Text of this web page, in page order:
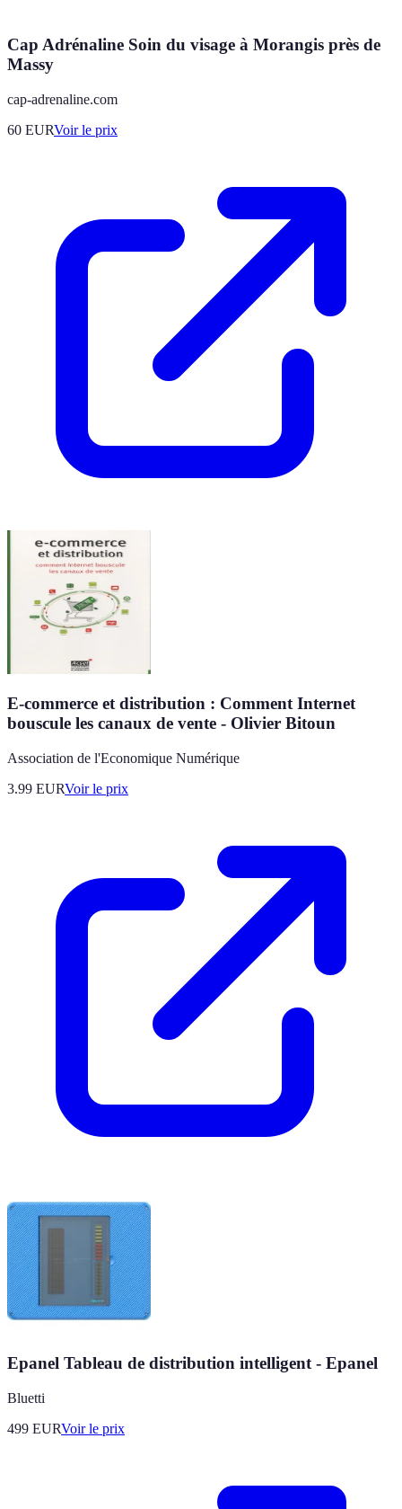
Cap Adrénaline Soin du visage à Morangis près de
Massy
cap-adrenaline.com
60 EURVoir le prix
E-commerce et distribution : Comment Internet
bouscule les canaux de vente - Olivier Bitoun
Association de l'Economique Numérique
3.99 EURVoir le prix
Epanel Tableau de distribution intelligent - Epanel
Bluetti
499 EURVoir le prix